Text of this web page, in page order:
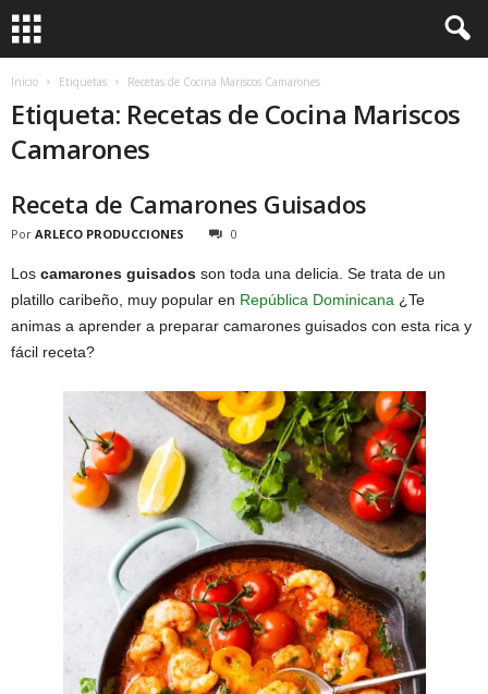
Inicio Etiquetas Recetas de Cocina Mariscos Camarones
Etiqueta: Recetas de Cocina Mariscos
Camarones
Receta de Camarones Guisados
Por ARLECO PRODUCCIONES 0
Los camarones guisados son toda una delicia. Se trata de un
platillo caribeño, muy popular en República Dominicana ¿Te
animas a aprender a preparar camarones guisados con esta rica y
fácil receta?